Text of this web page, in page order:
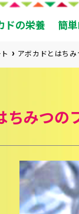
ドの栄養 簡
アボカドとはち
ちみつの